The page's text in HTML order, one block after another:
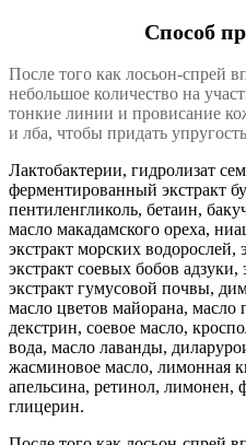
Способ
После того как лосьон-спрей
небольшое количество на
тонкие линии и провисание
и лба, чтобы придать
Лактобактерии, гидролизат
ферментированный экстракт
пентиленгликоль, бетаин,
масло макадамского ореха,
экстракт морских водорослей,
экстракт соевых бобов адзуки,
экстракт гумусовой почвы,
масло цветов майорана, масло
декстрин, соевое масло,
вода, масло лаванды,
жасминовое масло, лимонная
апельсина, ретинол, лимонен,
глицерин.